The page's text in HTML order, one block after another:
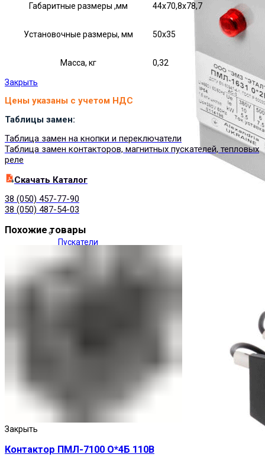
Пускатели
Габаритные размеры ,мм 44х70,8х78,7
Установочные размеры, мм 50х35
Масса, кг 0,32
Закрыть
Цены указаны с учетом НДС
Таблицы замен:
Таблица замен на кнопки и переключатели
Таблица замен контакторов, магнитных пускателей, тепловых
реле
Cкачать Каталог
38 (050) 457-77-90
38 (050) 487-54-03
Похожие товары
Закрыть
Контактор ПМЛ-7100 О*4Б 110В